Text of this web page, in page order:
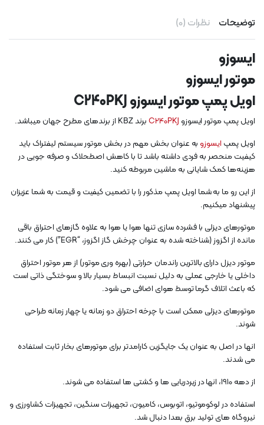
توضیحات نظرات (0)
ایسوزو
موتور ایسوزو
اویل پمپ موتور ایسوزو C240PKJ
اویل پمپ موتور ایسوزو C240PKJبرند KBZ از برندهای مطرح جهان میباشد.
اویل پمپایسوزو به عنوان بخش مهم در بخش موتور سیستم لیفتراک باید
کیفیت منحصر به فردی داشته باشد تا با کاهش اصطحلاک و صرفه جویی در
هزینه‌ها کمک شایانی به ماشین مربوطه کنید.
از این رو ما به شما اویل پمپ مذکور را با تضمین کیفیت و قیمت به شما عزیزان
پیشنهاد میکنیم.
موتورهای دیزلی با فشرده سازی تنها هوا یا هوا به علاوه گازهای احتراق باقی
مانده از اگزوز (شناخته شده به عنوان چرخش گاز اگزوز، “EGR”) کار می کنند.
موتور دیزل دارای بالاترین راندمان حرارتی (بهره وری موتور) از هر موتور احتراق
داخلی یا خارجی عملی به دلیل نسبت انبساط بسیار بالا و سوختگی ذاتی است
که باعث اتلاف گرما توسط هوای اضافی می شود.
موتورهای دیزلی ممکن است با چرخه احتراق دو زمانه یا چهار زمانه طراحی
شوند.
انها در اصل به عنوان یک جایگزین کارامدتر برای موتورهای بخار ثابت استفاده
می شدند.
از دهه 1910، انها در زیردریایی ها و کشتی ها استفاده می شوند.
استفاده در لوکوموتیو، اتوبوس، کامیون، تجهیزات سنگین، تجهیزات کشاورزی و
نیروگاه های تولید برق بعدا دنبال شد.